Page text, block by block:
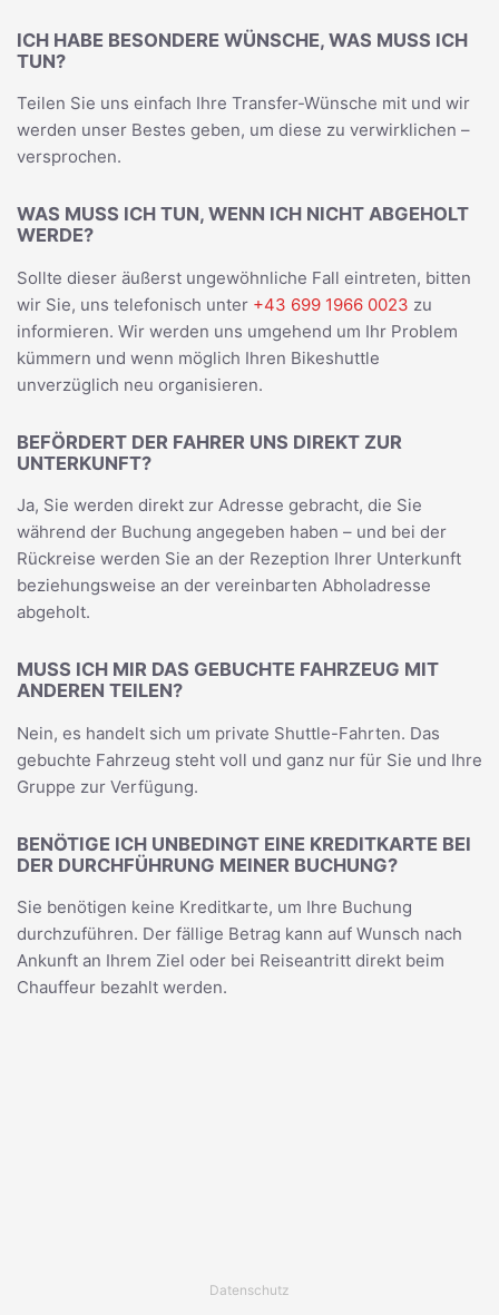
ICH HABE BESONDERE WÜNSCHE, WAS MUSS ICH
TUN?
Teilen Sie uns einfach Ihre Transfer-Wünsche mit und wir
werden unser Bestes geben, um diese zu verwirklichen –
versprochen.
WAS MUSS ICH TUN, WENN ICH NICHT ABGEHOLT
WERDE?
Sollte dieser äußerst ungewöhnliche Fall eintreten, bitten
wir Sie, uns telefonisch unter +43 699 1966 0023 zu
informieren. Wir werden uns umgehend um Ihr Problem
kümmern und wenn möglich Ihren Bikeshuttle
unverzüglich neu organisieren.
BEFÖRDERT DER FAHRER UNS DIREKT ZUR
UNTERKUNFT?
Ja, Sie werden direkt zur Adresse gebracht, die Sie
während der Buchung angegeben haben – und bei der
Rückreise werden Sie an der Rezeption Ihrer Unterkunft
beziehungsweise an der vereinbarten Abholadresse
abgeholt.
MUSS ICH MIR DAS GEBUCHTE FAHRZEUG MIT
ANDEREN TEILEN?
Nein, es handelt sich um private Shuttle-Fahrten. Das
gebuchte Fahrzeug steht voll und ganz nur für Sie und Ihre
Gruppe zur Verfügung.
BENÖTIGE ICH UNBEDINGT EINE KREDITKARTE BEI
DER DURCHFÜHRUNG MEINER BUCHUNG?
Sie benötigen keine Kreditkarte, um Ihre Buchung
durchzuführen. Der fällige Betrag kann auf Wunsch nach
Ankunft an Ihrem Ziel oder bei Reiseantritt direkt beim
Chauffeur bezahlt werden.
Datenschutz